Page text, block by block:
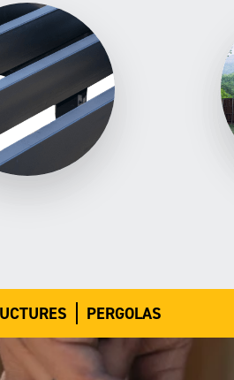
PERGOLAS